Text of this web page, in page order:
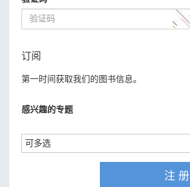
订阅
第一时间获取我们的图书信息。
感兴趣的专题
注 册